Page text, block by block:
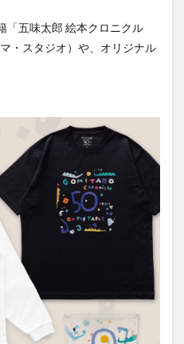
「五味太郎 絵本クロニクル
・スタジオ）や、オリジナル